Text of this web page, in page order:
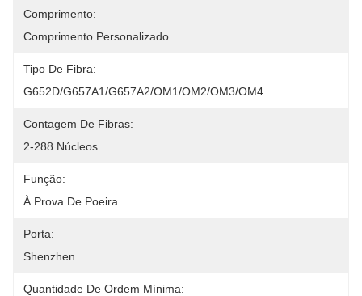
Comprimento:
Comprimento Personalizado
Tipo De Fibra:
G652D/G657A1/G657A2/OM1/OM2/OM3/OM4
Contagem De Fibras:
2-288 Núcleos
Função:
À Prova De Poeira
Porta:
Shenzhen
Quantidade De Ordem Mínima: